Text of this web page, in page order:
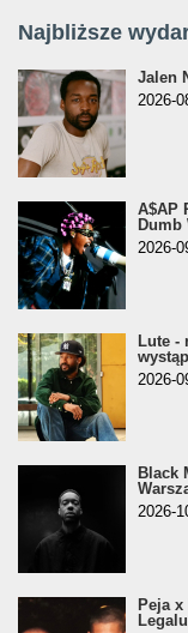
Najbliższe
Jalen
2026-
A$AP
Dumb
2026-
Lute -
2026-
Black
2026-
Peja